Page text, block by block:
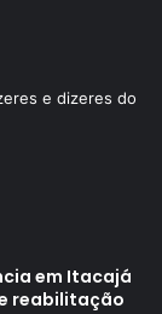
e dizeres do
em Itacajá
reabilitação